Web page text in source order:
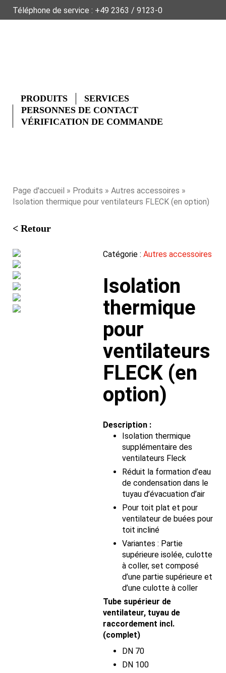
Téléphone de service : +49 2363 / 9123-0
PRODUITS
SERVICES
PERSONNES DE CONTACT
VÉRIFICATION DE COMMANDE
Page d'accueil » Produits » Autres accessoires »
Isolation thermique pour ventilateurs FLECK (en option)
< Retour
Catégorie :Autres accessoires
Isolation
thermique
pour
ventilateurs
FLECK (en
option)
Description :
Isolation thermique
supplémentaire des
ventilateurs Fleck
Réduit la formation d’eau
de condensation dans le
tuyau d’évacuation d’air
Pour toit plat et pour
ventilateur de buées pour
toit incliné
Variantes : Partie
supérieure isolée, culotte
à coller, set composé
d’une partie supérieure et
d’une culotte à coller
Tube supérieur de
ventilateur, tuyau de
raccordement incl.
(complet)
DN 70
DN 100